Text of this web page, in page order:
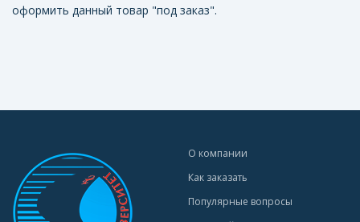
оформить данный товар "под заказ".
О компании
Как заказать
Популярные вопросы